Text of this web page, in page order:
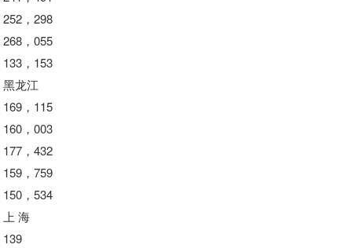
252，298
268，055
133，153
黑龙江
169，115
160，003
177，432
159，759
150，534
上 海
139